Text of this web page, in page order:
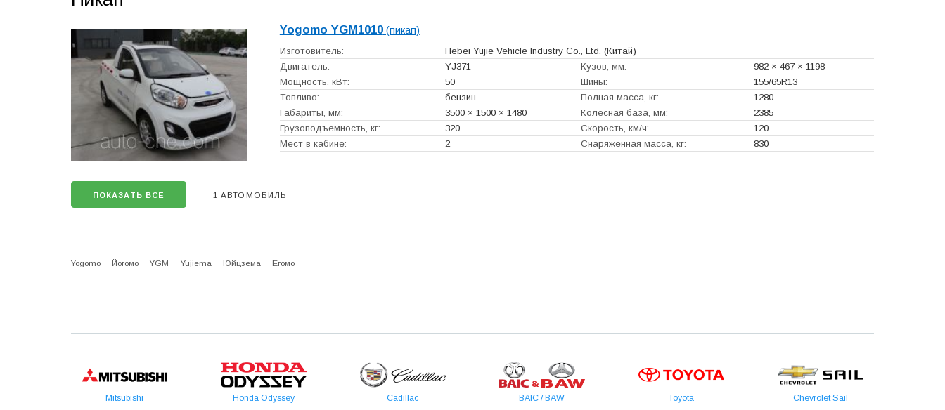
Yogomo YGM1010(пикап)
Изготовитель: Hebei Yujie Vehicle Industry Co., Ltd. (Китай)
Двигатель:
YJ371 Кузов, мм:
982 × 467 × 1198
Мощность, кВт:
50 Шины:
155/65R13
Топливо:
бензин Полная масса, кг:
1280
Габариты, мм:
3500 × 1500 × 1480 Колесная база, мм:
2385
Грузоподъемность, кг:
320 Скорость, км/ч:
120
Мест в кабине:
2 Снаряженная масса, кг: 830
ПОКАЗАТЬ ВСЕ 1 АВТОМОБИЛЬ
Yogomo Йогомо YGM Yujiema Юйцзема Ёгомо
Mitsubishi Honda Odyssey Cadillac BAIC / BAW Toyota Chevrolet Sail